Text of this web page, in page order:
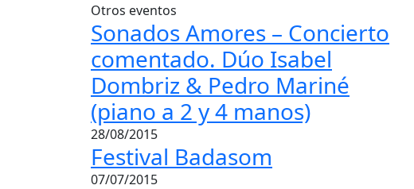
Otros eventos
Sonados Amores – Concierto
comentado. Dúo Isabel
Dombriz & Pedro Mariné
(piano a 2 y 4 manos)
28/08/2015
Festival Badasom
07/07/2015